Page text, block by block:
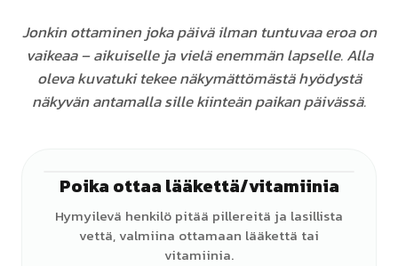
Jonkin ottaminen joka päivä ilman tuntuvaa eroa on
vaikeaa – aikuiselle ja vielä enemmän lapselle. Alla
oleva kuvatuki tekee näkymättömästä hyödystä
näkyvän antamalla sille kiinteän paikan päivässä.
♂
Poika ottaa lääkettä/vitamiinia
Hymyilevä henkilö pitää pillereitä ja lasillista
vettä, valmiina ottamaan lääkettä tai
vitamiinia.